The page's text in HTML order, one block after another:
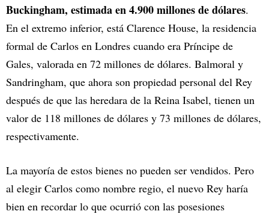
Buckingham, estimada en 4.900 millones de dólares.
En el extremo inferior, está Clarence House, la residencia
formal de Carlos en Londres cuando era Príncipe de
Gales, valorada en 72 millones de dólares. Balmoral y
Sandringham, que ahora son propiedad personal del Rey
después de que las heredara de la Reina Isabel, tienen un
valor de 118 millones de dólares y 73 millones de dólares,
respectivamente.
La mayoría de estos bienes no pueden ser vendidos. Pero
al elegir Carlos como nombre regio, el nuevo Rey haría
bien en recordar lo que ocurrió con las posesiones